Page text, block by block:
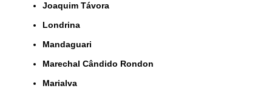
Joaquim Távora
Londrina
Mandaguari
Marechal Cândido Rondon
Marialva